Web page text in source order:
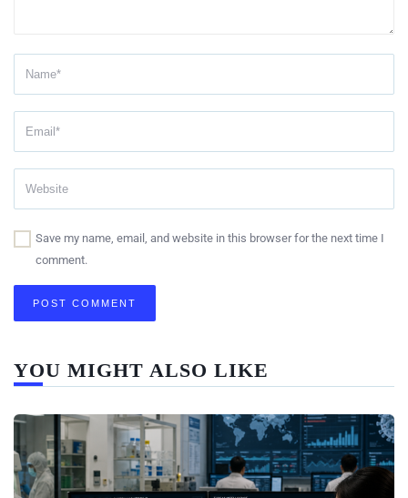
Save my name, email, and website in this browser for the next time I
comment.
YOU MIGHT ALSO LIKE